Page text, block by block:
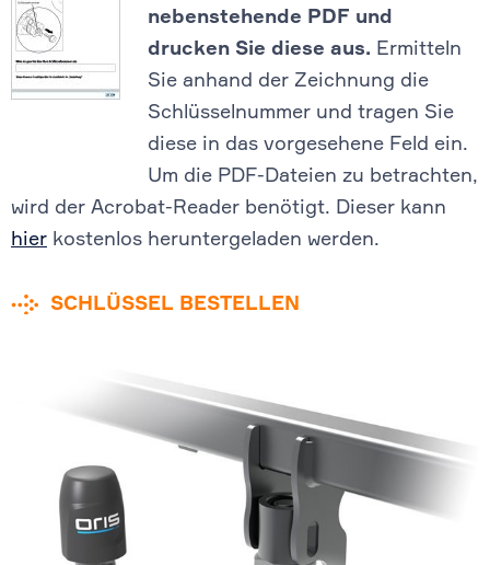
nebenstehende PDF und
drucken Sie diese aus. Ermitteln
Sie anhand der Zeichnung die
Schlüsselnummer und tragen Sie
diese in das vorgesehene Feld ein.
Um die PDF-Dateien zu betrachten,
wird der Acrobat-Reader benötigt. Dieser kann
hier kostenlos heruntergeladen werden.
SCHLÜSSEL BESTELLEN